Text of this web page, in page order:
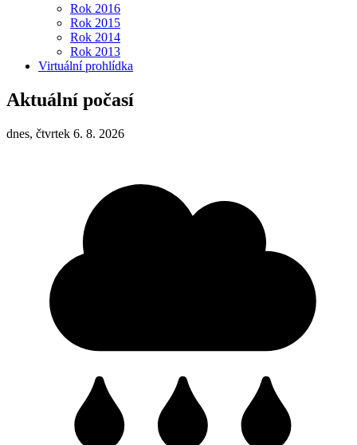
Rok 2016
Rok 2015
Rok 2014
Rok 2013
Virtuální prohlídka
Aktuální počasí
dnes, čtvrtek 6. 8. 2026